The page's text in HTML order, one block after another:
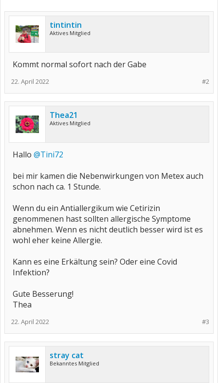
tintintin
Aktives Mitglied
Kommt normal sofort nach der Gabe
#2
22. April 2022
Thea21
Aktives Mitglied
Hallo @Tini72
bei mir kamen die Nebenwirkungen von Metex auch
schon nach ca. 1 Stunde.
Wenn du ein Antiallergikum wie Cetirizin
genommenen hast sollten allergische Symptome
abnehmen. Wenn es nicht deutlich besser wird ist es
wohl eher keine Allergie.
Kann es eine Erkältung sein? Oder eine Covid
Infektion?
Gute Besserung!
Thea
#3
22. April 2022
stray cat
Bekanntes Mitglied